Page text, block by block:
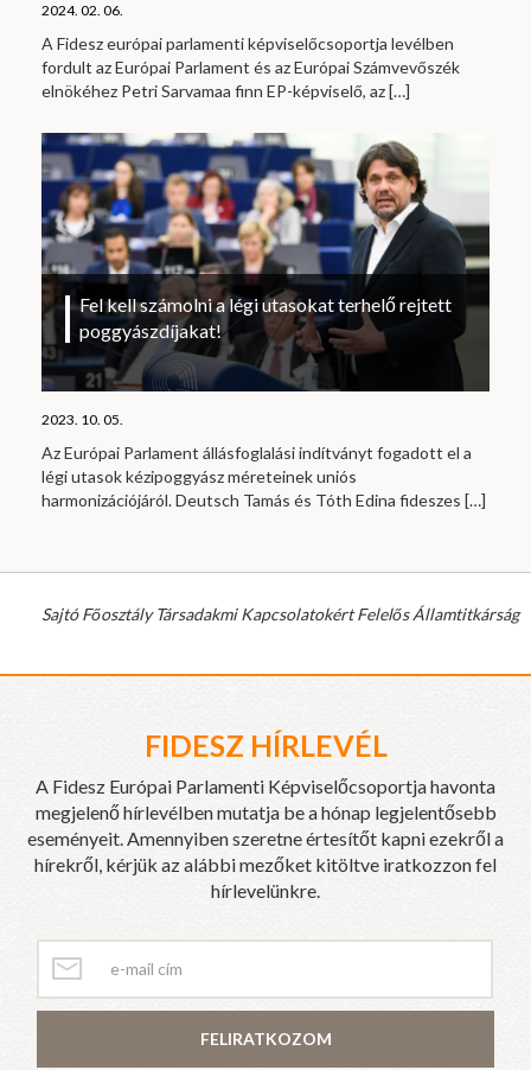
2024. 02. 06.
A Fidesz európai parlamenti képviselőcsoportja levélben
fordult az Európai Parlament és az Európai Számvevőszék
elnökéhez Petri Sarvamaa finn EP-képviselő, az[…]
Fel kell számolni a légi utasokat terhelő rejtett
poggyászdíjakat!
2023. 10. 05.
Az Európai Parlament állásfoglalási indítványt fogadott el a
légi utasok kézipoggyász méreteinek uniós
harmonizációjáról. Deutsch Tamás és Tóth Edina fideszes […]
Sajtó Főosztály Társadakmi Kapcsolatokért Felelős Államtitkárság
FIDESZ HÍRLEVÉL
A Fidesz Európai Parlamenti Képviselőcsoportja havonta
megjelenő hírlevélben mutatja be a hónap legjelentősebb
eseményeit. Amennyiben szeretne értesítőt kapni ezekről a
hírekről, kérjük az alábbi mezőket kitöltve iratkozzon fel
hírlevelünkre.
FELIRATKOZOM